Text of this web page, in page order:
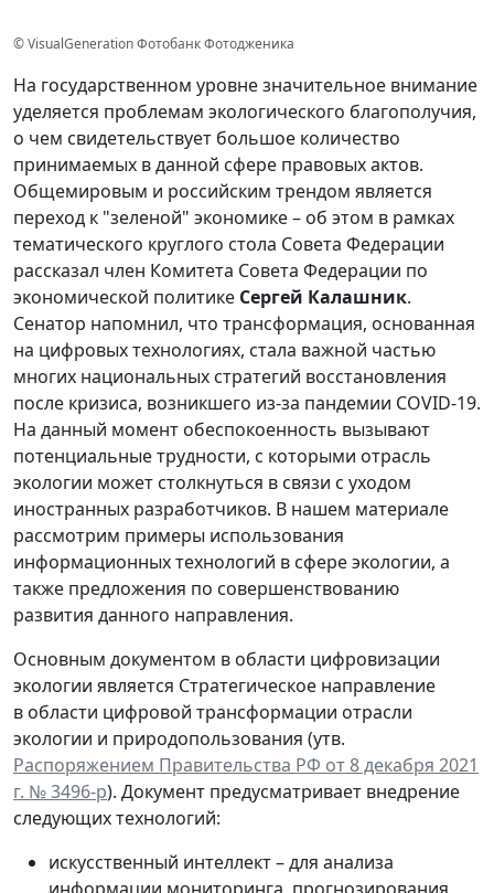
© VisualGeneration Фотобанк Фотодженика
На государственном уровне значительное внимание
уделяется проблемам экологического благополучия,
о чем свидетельствует большое количество
принимаемых в данной сфере правовых актов.
Общемировым и российским трендом является
переход к "зеленой" экономике – об этом в рамках
тематического круглого стола Совета Федерации
рассказал член Комитета Совета Федерации по
экономической политике Сергей Калашник.
Сенатор напомнил, что трансформация, основанная
на цифровых технологиях, стала важной частью
многих национальных стратегий восстановления
после кризиса, возникшего из-за пандемии COVID-19.
На данный момент обеспокоенность вызывают
потенциальные трудности, с которыми отрасль
экологии может столкнуться в связи с уходом
иностранных разработчиков. В нашем материале
рассмотрим примеры использования
информационных технологий в сфере экологии, а
также предложения по совершенствованию
развития данного направления.
Основным документом в области цифровизации
экологии является Стратегическое направление
в области цифровой трансформации отрасли
экологии и природопользования (утв.
Распоряжением Правительства РФ от 8 декабря 2021
г. № 3496-р). Документ предусматривает внедрение
следующих технологий:
искусственный интеллект – для анализа